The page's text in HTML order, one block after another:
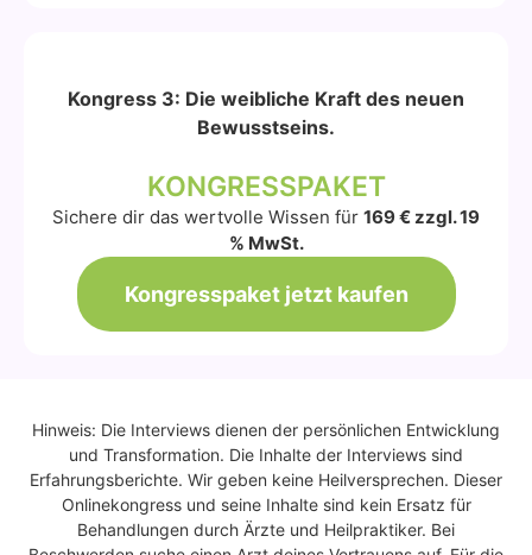
Kongress 3: Die weibliche Kraft des neuen
Bewusstseins.
KONGRESSPAKET
Sichere dir das wertvolle Wissen für 169 € zzgl. 19
% MwSt.
Kongresspaket jetzt kaufen
Hinweis: Die Interviews dienen der persönlichen Entwicklung
und Transformation. Die Inhalte der Interviews sind
Erfahrungsberichte. Wir geben keine Heilversprechen. Dieser
Onlinekongress und seine Inhalte sind kein Ersatz für
Behandlungen durch Ärzte und Heilpraktiker. Bei